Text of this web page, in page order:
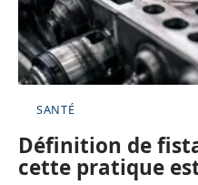
SANTÉ
Définition de
cette pratique